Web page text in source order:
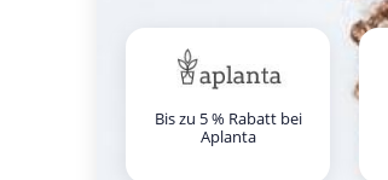
Bis zu 5 % Rabatt bei
Aplanta